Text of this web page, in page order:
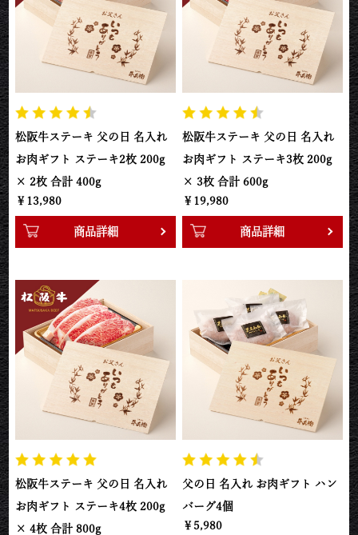
松阪牛ステーキ 父の日 名入れ
お肉ギフト ステーキ2枚 200g
× 2枚 合計 400g
￥13,980
商品詳細
松阪牛ステーキ 父の日 名入れ
お肉ギフト ステーキ3枚 200g
× 3枚 合計 600g
￥19,980
商品詳細
松阪牛ステーキ 父の日 名入れ
お肉ギフト ステーキ4枚 200g
× 4枚 合計 800g
父の日 名入れ お肉ギフト ハン
バーグ4個
￥5,980